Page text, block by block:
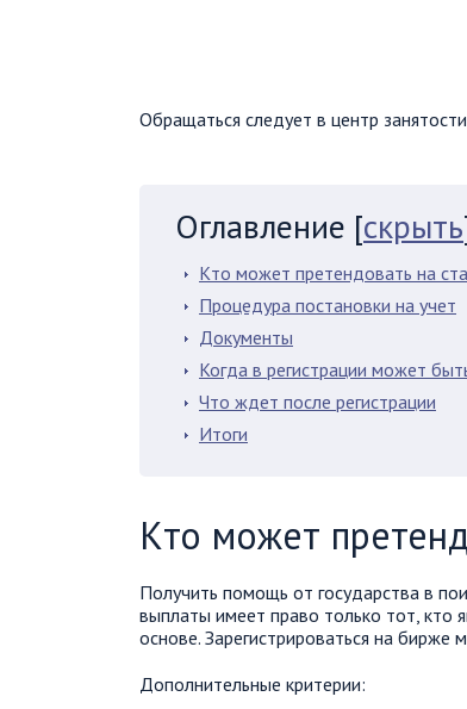
Обращаться следует в центр
Оглавление [скрыть
Кто может претендовать на
Процедура постановки на учет
Документы
Когда в регистрации может
Что ждет после регистрации
Итоги
Кто может
Получить помощь от государства в
выплаты имеет право только тот, кто
основе. Зарегистрироваться на бирже
Дополнительные критерии: